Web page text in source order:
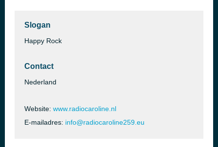
Slogan
Happy Rock
Contact
Nederland
Website: www.radiocaroline.nl
E-mailadres: info@radiocaroline259.eu